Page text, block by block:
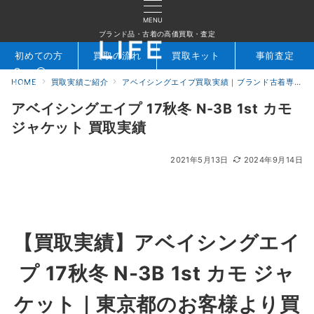
MENU
ブランド品・古着の高価買取・査定
検索 お問合せ
初めての方 買取の流れ 買取キット 事前査定
HOME 買取実績ご紹介 アベイシングエイプ買取実績｜ブランド古着専門店LIFE
アベイシングエイプ 17秋冬 N-3B 1st カモ
ジャケット 買取実績
2021年5月13日 2024年9月14日
【買取実績】アベイシングエイ
プ 17秋冬 N-3B 1st カモ ジャ
ケット｜東京都のお客様より買